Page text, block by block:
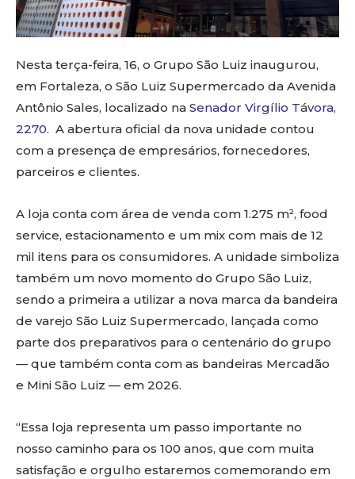
Nesta terça-feira, 16, o Grupo São Luiz inaugurou,
em Fortaleza, o São Luiz Supermercado da Avenida
Antônio Sales, localizado na Senador Virgílio Távora,
2270. A abertura oficial da nova unidade contou
com a presença de empresários, fornecedores,
parceiros e clientes.
A loja conta com área de venda com 1.275 m², food
service, estacionamento e um mix com mais de 12
mil itens para os consumidores. A unidade simboliza
também um novo momento do Grupo São Luiz,
sendo a primeira a utilizar a nova marca da bandeira
de varejo São Luiz Supermercado, lançada como
parte dos preparativos para o centenário do grupo
— que também conta com as bandeiras Mercadão
e Mini São Luiz — em 2026.
“Essa loja representa um passo importante no
nosso caminho para os 100 anos, que com muita
satisfação e orgulho estaremos comemorando em